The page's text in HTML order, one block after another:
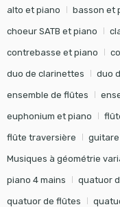
alto et piano basson et
choeur SATB et piano
contrebasse et piano
duo de clarinettes duo
ensemble de flûtes
euphonium et piano
flûte traversière guitare
Musiques à géométrie
piano 4 mains quatuor
quatuor de flûtes